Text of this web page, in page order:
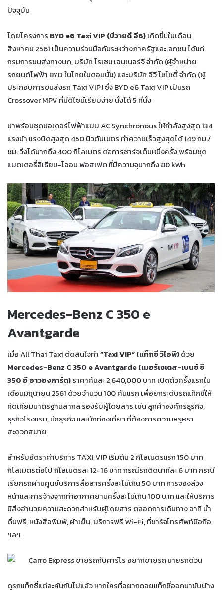
ปัจจุบัน
โดยโครงการ BYD e6 Taxi VIP (บีวายดี อี6)เกิดขึ้นในเดือน
สิงหาคม 2561 เป็นความร่วมมือกันระหว่างภาครัฐและเอกชน ได้แก่
กรมการขนส่งทางบก, บริษัท ไรเซน เอนเนอร์จี จำกัด (ผู้จำหน่าย
รถยนต์ไฟฟ้า BYD ในไทยในตอนนั้น) และบริษัท อีวี โซไซตี้ จำกัด (ผู้
ประกอบการขนส่งรถ Taxi VIP) ซึ่ง BYD e6 Taxi VIP เป็นรถ
Crossover MPV ที่มีดีไซน์เรียบง่าย นั่งได้ 5 ที่นั่ง
มาพร้อมชุดมอเตอร์ไฟฟ้าแบบ AC Synchronous ให้กำลังสูงสุด 134
แรงม้า แรงบิดสูงสุด 450 นิวตันเมตร ทำความเร็วสูงสุดได้ 149 กม./
ชม. วิ่งได้มากถึง 400 กิโลเมตร ต่อการชาร์จเต็มหนึ่งครั้ง พร้อมชุด
แบตเตอรี่ลิเธียม-ไออน ฟอสเฟต ที่มีความจุมากถึง 80 kWh
Mercedes-Benz C 350 e
Avantgarde
เมื่อ All Thai Taxi ตัดสินใจทำ“Taxi VIP” (แท็กซี่ วีไอพี)ด้วย
Mercedes-Benz C 350 e Avantgarde (เมอร์เซเดส-เบนซ์ ซี
350 อี อาวองการ์ด)ราคาคันละ 2,640,000 บาท เปิดตัวครั้งแรกใน
เดือนมิถุนายน 2561 ด้วยจำนวน 100 คันแรก เพื่อยกระดับรถแท็กซี่ให้
ทัดเทียมมาตรฐานสากล รองรับผู้โดยสาร เช่น ลูกค้าองค์กรธุรกิจ,
ธุรกิจโรงแรม, นักธุรกิจ และนักท่องเที่ยว ที่ต้องการความหรูหรา
สะดวกสบาย
สำหรับอัตราค่าบริการ TAXI VIP เริ่มต้น 2 กิโลเมตรแรก 150 บาท
กิโลเมตรต่อไป กิโลเมตรละ 12-16 บาท กรณีรถติดนาทีละ 6 บาท กรณี
เรียกรถผ่านศูนย์บริการสื่อสารครั้งละไม่เกิน 50 บาท การจองล่วง
หน้าและการจ้างจากท่าอากาศยานครั้งละไม่เกิน 100 บาท และให้บริการ
มีสิ่งอำนวยความสะดวกสำหรับผู้โดยสาร ตลอดการเดินทาง อาทิ น้ำ
ดื่มฟรี, หนังสือพิมพ์, ผ้าเย็น, บริการฟรี Wi-Fi, ที่ชาร์จโทรศัพท์มือถือ
ฯลฯ
ดูรถแท็กซี่แต่ละคันกันไปแล้ว หากใครที่อยากถอยแท็กซี่ออกมาขับบ้าง